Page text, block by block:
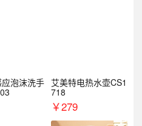
泡沫洗手 艾美特电热水壶CS1
718
￥279